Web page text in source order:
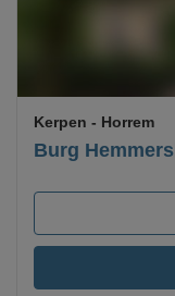
Burg
Kerpen - Horrem